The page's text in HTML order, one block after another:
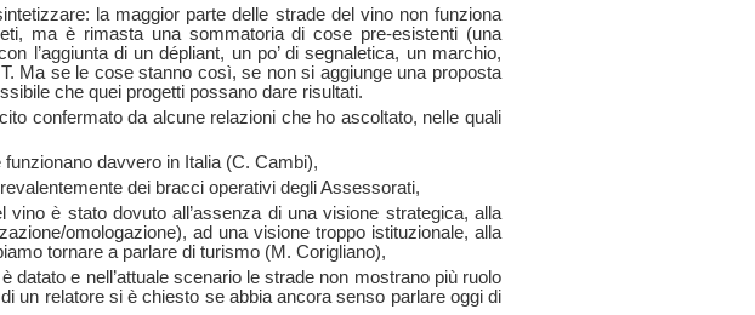
la maggior parte delle strade del vino non funziona
ma è rimasta una sommatoria di cose pre-esistenti (una
l’aggiunta di un dépliant, un po’ di segnaletica, un marchio,
Ma se le cose stanno così, se non si aggiunge una proposta
che quei progetti possano dare risultati.
confermato da alcune relazioni che ho ascoltato, nelle quali
davvero in Italia (C. Cambi),
dei bracci operativi degli Assessorati,
è stato dovuto all’assenza di una visione strategica, alla
omologazione), ad una visione troppo istituzionale, alla
tornare a parlare di turismo (M. Corigliano),
e nell’attuale scenario le strade non mostrano più ruolo
un relatore si è chiesto se abbia ancora senso parlare oggi di